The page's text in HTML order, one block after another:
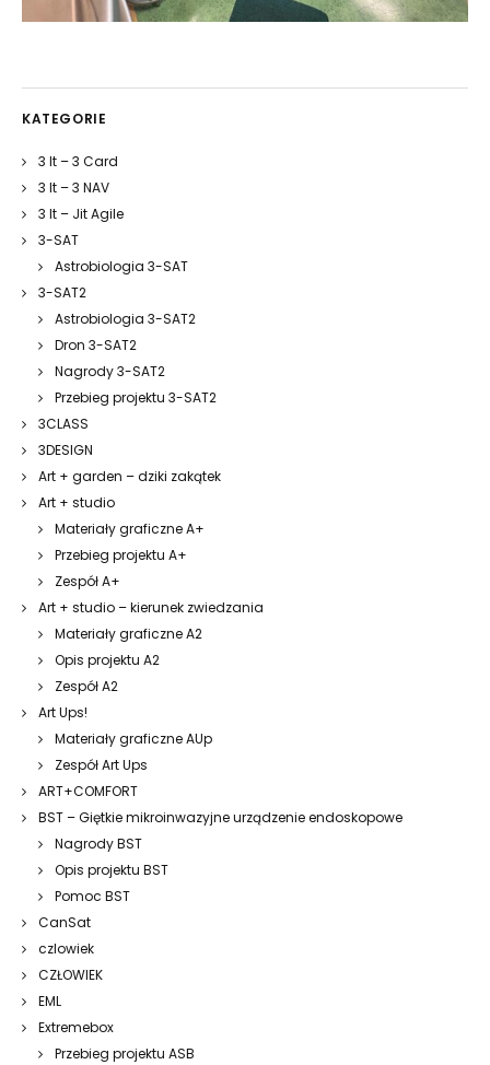
KATEGORIE
3 It – 3 Card
3 It – 3 NAV
3 It – Jit Agile
3-SAT
Astrobiologia 3-SAT
3-SAT2
Astrobiologia 3-SAT2
Dron 3-SAT2
Nagrody 3-SAT2
Przebieg projektu 3-SAT2
3CLASS
3DESIGN
Art + garden – dziki zakątek
Art + studio
Materiały graficzne A+
Przebieg projektu A+
Zespół A+
Art + studio – kierunek zwiedzania
Materiały graficzne A2
Opis projektu A2
Zespół A2
Art Ups!
Materiały graficzne AUp
Zespół Art Ups
ART+COMFORT
BST – Giętkie mikroinwazyjne urządzenie endoskopowe
Nagrody BST
Opis projektu BST
Pomoc BST
CanSat
czlowiek
CZŁOWIEK
EML
Extremebox
Przebieg projektu ASB